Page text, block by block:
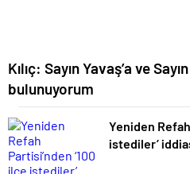
Kılıç: Sayın Yavaş’a ve
bulunuyorum
Yeniden
istediler’